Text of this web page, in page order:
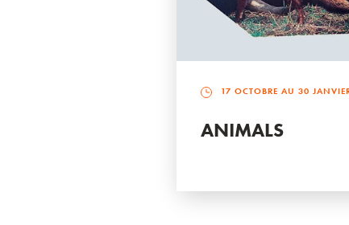
17 OCTOBRE AU 30
ANIMALS